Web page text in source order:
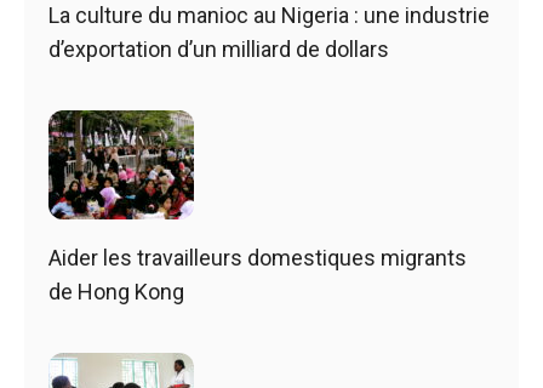
La culture du manioc au Nigeria : une industrie
d’exportation d’un milliard de dollars
Aider les travailleurs domestiques migrants
de Hong Kong